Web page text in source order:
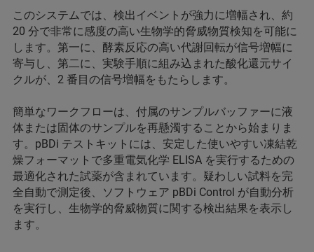
このシステムでは、検出イベントが強力に増幅され、約
20 分で非常に感度の高い生物学的脅威物質検知を可能に
します。第一に、酵素反応の高い代謝回転が信号増幅に
寄与し、第二に、実験手順に組み込まれた酸化還元サイ
クルが、2 番目の信号増幅をもたらします。
簡単なワークフローは、付属のサンプルバッファーに液
体または固体のサンプルを再懸濁することから始まりま
す。pBDi テストキットには、安定した使いやすい凍結乾
燥フォーマットで多重電気化学 ELISA を実行するための
最適化された試薬が含まれています。疑わしい試料を完
全自動で測定後、ソフトウェア pBDi Control が自動分析
を実行し、生物学的脅威物質に関する検出結果を表示し
ます。